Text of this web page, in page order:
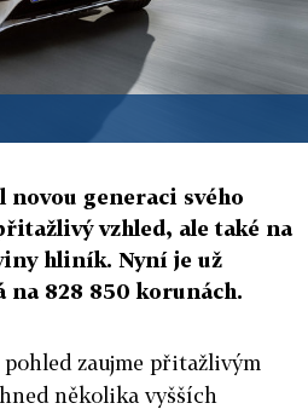
novou generaci svého
vzhled, ale také na
hliník. Nyní je už
na 828 850 korunách.
zaujme přitažlivým
několika vyšších